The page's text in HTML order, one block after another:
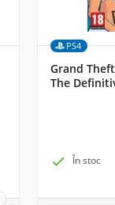
PS4
Grand
The
 În stoc